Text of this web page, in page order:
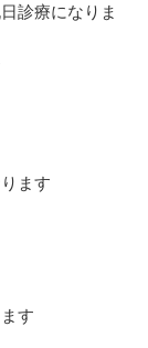
診療になりま
ます
す